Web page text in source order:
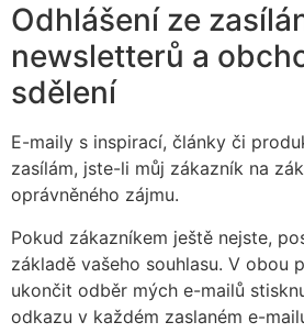
Odhlášení ze
newsletterů a
sdělení
E-maily s inspirací, články či
zasílám, jste-li můj zákazník na
oprávněného zájmu.
Pokud zákazníkem ještě nejste,
základě vašeho souhlasu. V obou
ukončit odběr mých e-mailů
odkazu v každém zaslaném e-